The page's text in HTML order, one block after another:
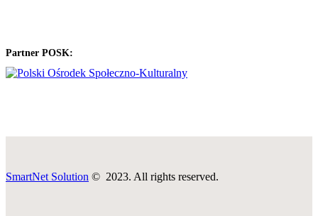
Partner POSK:
SmartNet Solution © 2023. All rights reserved.